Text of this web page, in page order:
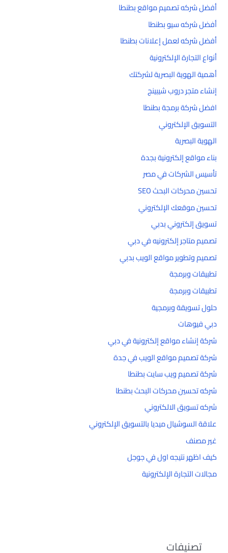
أفضل شركه تصميم مواقع بطنطا
أفضل شركه سيو بطنطا
أفضل شركه لعمل إعلانات بطنطا
أنواع التجارة الإلكترونية
أهمية الهوية البصرية لشركتك
إنشاء متجر دروب شيبينج
افضل شركة برمجة بطنطا
التسويق الإلكتروني
الهوية البصرية
بناء مواقع إلكترونية بجدة
تأسيس الشركات في مصر
تحسين محركات البحث SEO
تحسين موقعك الإلكتروني
تسويق إلكتروني بدبي
تصميم متاجر إلكترونيه في دبي
تصميم وتطوير مواقع الويب بدبي
تطبيقات وبرمجة
تطبيقات وبرمجة
حلول تسويقة وبرمجية
دبي فيوهات
شركة إنشاء مواقع إلكترونية في دبي
شركة تصميم مواقع الويب في جدة
شركة تصميم ويب سايت بطنطا
شركه تحسين محركات البحث بطنطا
شركه تسويق الالكتروني
علاقة السوشيال ميديا بالتسويق الإلكتروني
غير مصنف
كيف اظهر نتيجه اول في جوجل
مجالات التجارة الإلكترونية
تصنيفات